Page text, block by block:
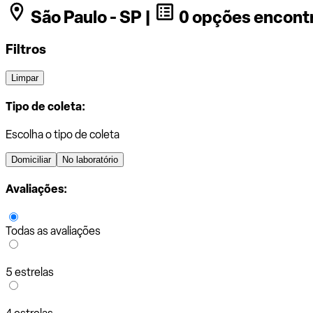
São Paulo - SP |
0 opções
Filtros
Limpar
Tipo de coleta:
Escolha o tipo de coleta
Domiciliar No laboratório
Avaliações:
Todas as avaliações
5 estrelas